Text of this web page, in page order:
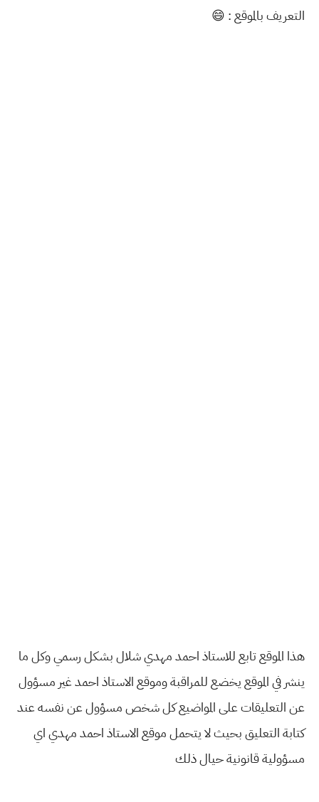
التعريف بالموقع : 😄
هذا الموقع تابع للاستاذ احمد مهدي شلال بشكل رسمي وكل ما
ينشر في الموقع يخضع للمراقبة وموقع الاستاذ احمد غير مسؤول
عن التعليقات على المواضيع كل شخص مسؤول عن نفسه عند
كتابة التعليق بحيث لا يتحمل موقع الاستاذ احمد مهدي اي
مسؤولية قانونية حيال ذلك